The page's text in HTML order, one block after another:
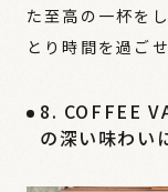
た至高の一杯を
とり時間を過ご
8. COFFEE
の深い味わい